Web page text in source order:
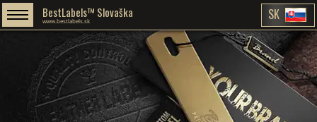
BestLabels™ Slovaška
www.bestlabels.sk SK